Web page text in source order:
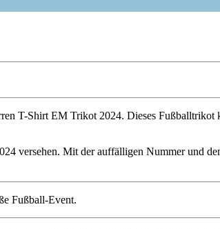
T-Shirt EM Trikot 2024. Dieses
versehen. Mit der auffälligen Nummer und